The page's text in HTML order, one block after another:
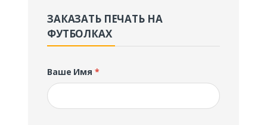
ЗАКАЗАТЬ ПЕЧАТЬ НА
ФУТБОЛКАХ
Ваше Имя *